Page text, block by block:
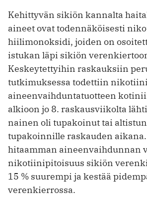
Kehittyvän sikiön kannalta
aineet ovat todennäköisesti
hiilimonoksidi, joiden on
istukan läpi sikiön
Keskeytettyihin raskauksiin
tutkimuksessa todettiin
aineenvaihduntatuotteen
alkioon jo 8. raskausviikolta
nainen oli tupakoinut tai
tupakoinnille raskauden
hitaamman aineenvaihdunnan
nikotiinipitoisuus sikiön
15 % suurempi ja kestää
verenkierrossa.